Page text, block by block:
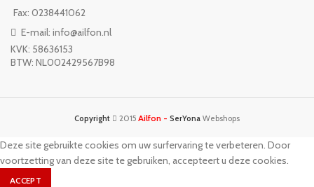
Fax: 0238441062
E-mail: info@ailfon.nl
KVK: 58636153
BTW: NL002429567B98
Copyright 2015 Ailfon - SerYona Webshops
Deze site gebruikte cookies om uw surfervaring te verbeteren. Door
voortzetting van deze site te gebruiken, accepteert u deze cookies.
ACCEPT